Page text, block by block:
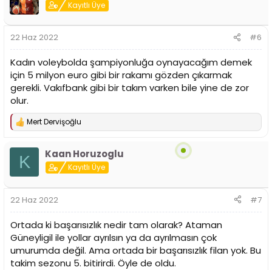
i
l
:
Kayıtlı Üye
22 Haz 2022 #6
Kadın voleybolda şampiyonluğa oynayacağım demek
için 5 milyon euro gibi bir rakamı gözden çıkarmak
gerekli. Vakıfbank gibi bir takım varken bile yine de zor
olur.
T
p
l
:
Mert Dervişoğlu
K Kaan Horuzoglu
Kayıtlı Üye
22 Haz 2022 #7
Ortada ki başarısızlık nedir tam olarak? Ataman
Güneyligil ile yollar ayrılsın ya da ayrılmasın çok
umurumda değil. Ama ortada bir başarısızlık filan yok. Bu
takim sezonu 5. bitirirdi. Öyle de oldu.